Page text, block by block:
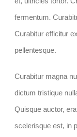
fermentum.
Curabitur efficitur
pellentesque.
Curabitur magna
dictum tristique
Quisque auctor,
scelerisque est, in